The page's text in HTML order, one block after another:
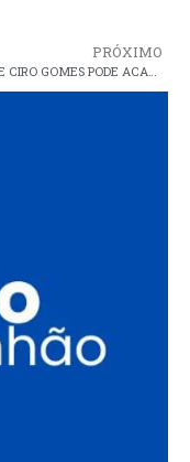
PRÓXIMO
SOMENTE CIRO GOMES PODE ACABAR COM A GUERRA DOS EXTREMOS E FAZER O PAÍS AVANÇAR